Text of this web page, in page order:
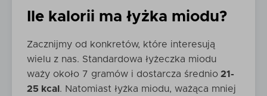
Ile kalorii ma łyżka miodu?
Zacznijmy od konkretów, które interesują
wielu z nas. Standardowa łyżeczka miodu
waży około 7 gramów i dostarcza średnio 21-
25 kcal . Natomiast łyżka miodu, ważąca mniej